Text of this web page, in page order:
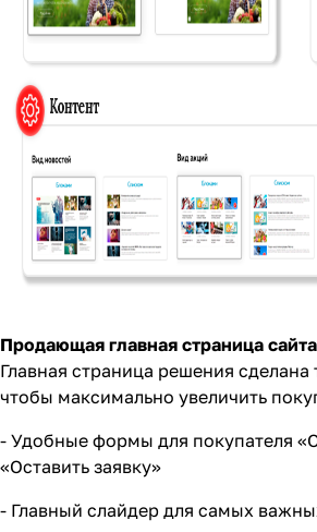
Продающая главная страница
Главная страница решения
чтобы максимально увеличить
- Удобные формы для покупателя
«Оставить заявку»
- Главный слайдер для самых